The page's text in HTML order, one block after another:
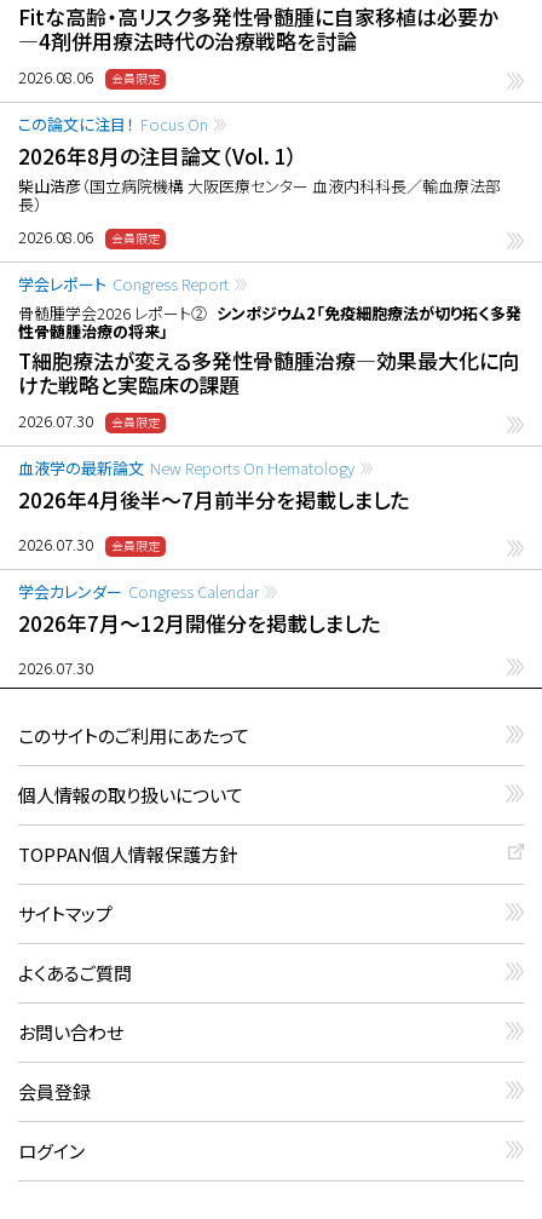
Fitな高齢・高リスク多発性骨髄腫に自家移植は必要か
―4剤併用療法時代の治療戦略を討論
2026.08.06
この論文に注目！ Focus On
2026年8月の注目論文（Vol. 1）
柴山浩彦（国立病院機構 大阪医療センター 血液内科科長／輸血療法部
長）
2026.08.06
学会レポート Congress Report
骨髄腫学会2026 レポート② シンポジウム2「免疫細胞療法が切り拓く多発
性骨髄腫治療の将来」
T細胞療法が変える多発性骨髄腫治療―効果最大化に向
けた戦略と実臨床の課題
2026.07.30
血液学の最新論文 New Reports On Hematology
2026年4月後半〜7月前半分を掲載しました
2026.07.30
学会カレンダー Congress Calendar
2026年7月〜12月開催分を掲載しました
2026.07.30
このサイトのご利用にあたって
個人情報の取り扱いについて
TOPPAN個人情報保護方針
サイトマップ
よくあるご質問
お問い合わせ
会員登録
ログイン